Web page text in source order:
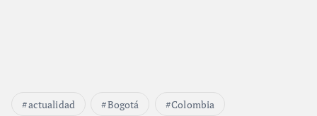
actualidad Bogotá
Colombia